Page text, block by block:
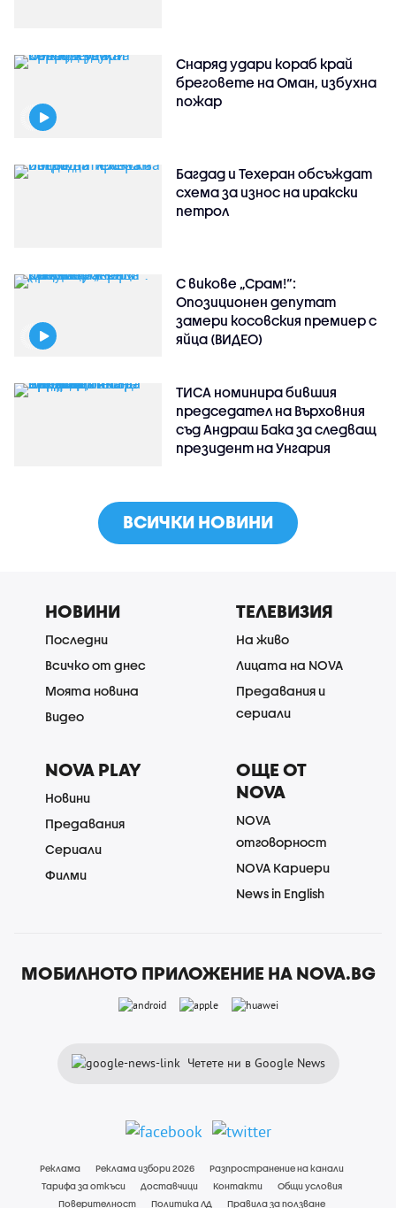
Снаряд удари кораб край
бреговете на Оман, избухна
пожар
Багдад и Техеран обсъждат
схема за износ на иракски
петрол
С викове „Срам!“:
Опозиционен депутат
замери косовския премиер с
яйца (ВИДЕО)
ТИСА номинира бившия
председател на Върховния
съд Андраш Бака за следващ
президент на Унгария
ВСИЧКИ НОВИНИ
НОВИНИ
Последни
Всичко от днес
Моята новина
Видео
ТЕЛЕВИЗИЯ
На живо
Лицата на NOVA
Предавания и
сериали
NOVA PLAY
Новини
Предавания
Сериали
Филми
ОЩЕ ОТ
NOVA
NOVA
отговорност
NOVA Кариери
News in English
МОБИЛНОТО ПРИЛОЖЕНИЕ НА NOVA.BG
Четете ни в Google News
Реклама Реклама избори 2026
Разпространение на канали
Тарифа за откъси
Доставчици Контакти
Общи условия
Поверителност
Политика ЛД Правила за ползване